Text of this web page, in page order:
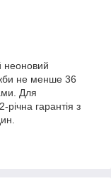
неоновий
не менше 36
Для
річна гарантія з